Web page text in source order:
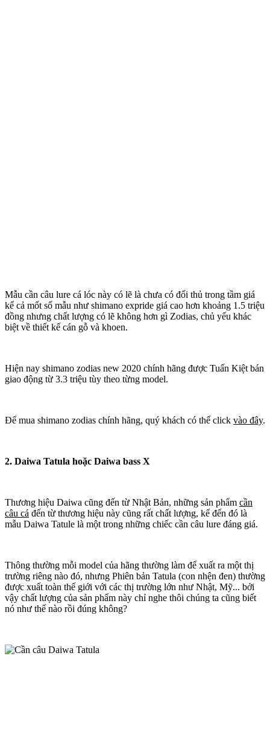
Mẫu cần câu lure cá lóc này có lẽ là chưa có đối thủ trong tầm giá
kể cả mốt số mẫu như shimano expride giá cao hơn khoảng 1.5 triệu
đồng nhưng chất lượng có lẽ không hơn gì Zodias, chủ yếu khác
biệt về thiết kế cán gỗ và khoen.
Hiện nay shimano zodias new 2020 chính hãng được Tuấn Kiệt bán
giao động từ 3.3 triệu tùy theo từng model.
Để mua shimano zodias chính hãng, quý khách có thể click vào đây.
2. Daiwa Tatula hoặc Daiwa bass X
Thương hiệu Daiwa cũng đến từ Nhật Bản, những sản phẩm cần
câu cá đến từ thương hiệu này cũng rất chất lượng, kể đến đó là
mẫu Daiwa Tatule là một trong những chiếc cần câu lure đáng giá.
Thông thường mỗi model của hãng thường làm để xuất ra một thị
trường riêng nào đó, nhưng Phiên bản Tatula (con nhện đen) thường
được xuất toàn thế giới với các thị trường lớn như Nhật, Mỹ... bởi
vậy chất lượng của sản phẩm này chỉ nghe thôi chúng ta cũng biết
nó như thế nào rồi đúng không?